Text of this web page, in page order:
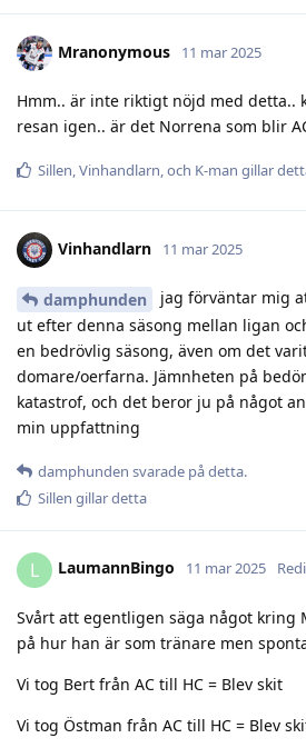
Mranonymous 11 mar 2025
Hmm.. är inte riktigt nöjd med detta..
resan igen.. är det Norrena som blir
Sillen,Vinhandlarn, och K-man gillar
Vinhandlarn 11 mar 2025
damphunden
jag förväntar mig
ut efter denna säsong mellan ligan
en bedrövlig säsong, även om det
domare/oerfarna. Jämnheten på
katastrof, och det beror ju på något
min uppfattning
damphunden svarade på detta.
Sillen gillar detta
L LaumannBingo 11 mar 2025
Svårt att egentligen säga något kring
på hur han är som tränare men
Vi tog Bert från AC till HC = Blev skit
Vi tog Östman från AC till HC = Blev